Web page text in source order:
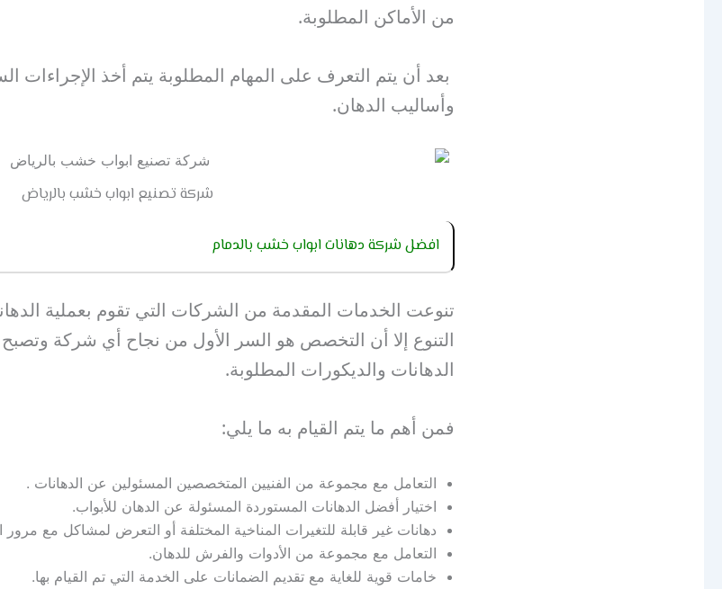
من الأماكن المطلوبة.
بعد أن يتم التعرف على المهام المطلوبة يتم أخذ الإجراءات
وأساليب الدهان.
شركة تصنيع ابواب خشب بالرياض
افضل شركة دهانات ابواب خشب بالدمام
تنوعت الخدمات المقدمة من الشركات التي تقوم بعملية
التنوع إلا أن التخصص هو السر الأول من نجاح أي شركة
الدهانات والديكورات المطلوبة.
فمن أهم ما يتم القيام به ما يلي:
التعامل مع مجموعة من الفنيين المتخصصين المسئولين عن الدهانات .
اختيار أفضل الدهانات المستوردة المسئولة عن الدهان للأبواب.
دهانات غير قابلة للتغيرات المناخية المختلفة أو التعرض لمشاكل مع مرور
التعامل مع مجموعة من الأدوات والفرش للدهان.
خامات قوية للغاية مع تقديم الضمانات على الخدمة التي تم القيام بها.